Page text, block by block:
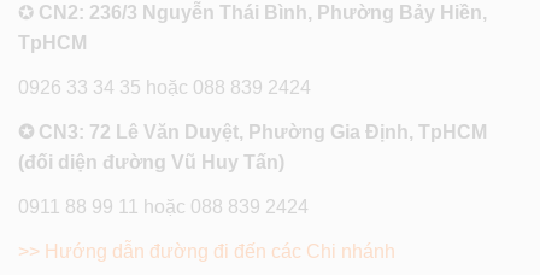
✪ CN2: 236/3 Nguyễn Thái Bình, Phường Bảy Hiền,
TpHCM
0926 33 34 35 hoặc 088 839 2424
✪ CN3: 72 Lê Văn Duyệt, Phường Gia Định, TpHCM
(đối diện đường Vũ Huy Tấn)
0911 88 99 11 hoặc 088 839 2424
>> Hướng dẫn đường đi đến các Chi nhánh